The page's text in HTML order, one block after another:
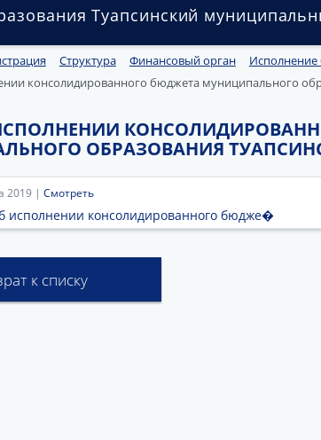
Туапсинский
Структура Финансовый орган
консолидированного бюджета муниципального
ОБРАЗОВАНИЯ
2019 | Смотреть
исполнении консолидированного бюдже�
к списку